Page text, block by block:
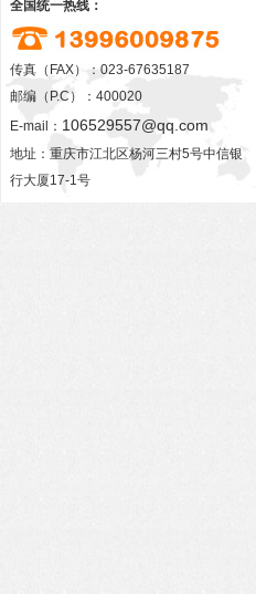
全国统一热线：
传真（FAX）：023-67635187
邮编（P.C）：400020
E-mail： 106529557@qq.com
地址：重庆市江北区杨河三村5号中信银
行大厦17-1号